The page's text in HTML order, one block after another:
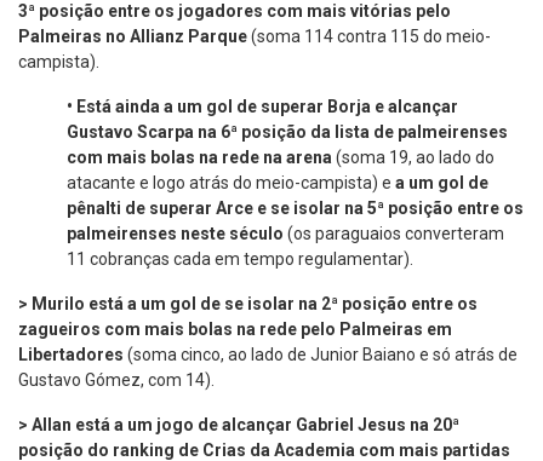
3ª posição entre os jogadores com mais vitórias pelo
Palmeiras no Allianz Parque(soma 114 contra 115 do meio-
campista).
• Está ainda a um gol de superar Borja e alcançar
Gustavo Scarpa na 6ª posição da lista de palmeirenses
com mais bolas na rede na arena (soma 19, ao lado do
atacante e logo atrás do meio-campista) e a um gol de
pênalti de superar Arce e se isolar na 5ª posição entre os
palmeirenses neste século (os paraguaios converteram
11 cobranças cada em tempo regulamentar).
> Murilo está a um gol de se isolar na 2ª posição entre os
zagueiros com mais bolas na rede pelo Palmeiras em
Libertadores (soma cinco, ao lado de Junior Baiano e só atrás de
Gustavo Gómez, com 14).
> Allan está a um jogo de alcançar Gabriel Jesus na 20ª
posição do ranking de Crias da Academia com mais partidas